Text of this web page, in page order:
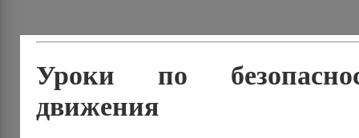
Уроки по
движения